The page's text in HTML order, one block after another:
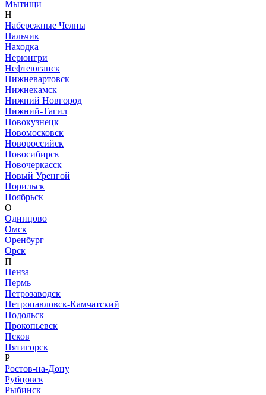
Мытищи
Н
Набережные Челны
Нальчик
Находка
Нерюнгри
Нефтеюганск
Нижневартовск
Нижнекамск
Нижний Новгород
Нижний-Тагил
Новокузнецк
Новомосковск
Новороссийск
Новосибирск
Новочеркасск
Новый Уренгой
Норильск
Ноябрьск
О
Одинцово
Омск
Оренбург
Орск
П
Пенза
Пермь
Петрозаводск
Петропавловск-Камчатский
Подольск
Прокопьевск
Псков
Пятигорск
Р
Ростов-на-Дону
Рубцовск
Рыбинск